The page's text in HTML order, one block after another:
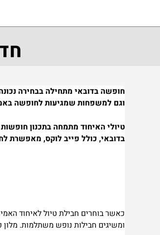
חופשה בדובאי מתחילה בבחירה
וגם למשפחות שמגיעות לחופשה
טיולי האיחוד מתמחה בתכנון
בדובאי, כולל פייב לוקס, מאפשרת
כאשר בוחרים חבילת טיול לאיחוד
ומשיגים חבילות נופש משתלמות. מלון